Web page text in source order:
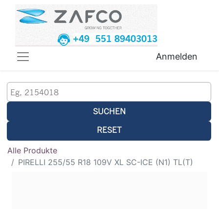
+49 551 89403013
Anmelden
SUCHEN
RESET
Alle Produkte
PIRELLI 255/55 R18 109V XL SC-ICE (N1) TL(T)